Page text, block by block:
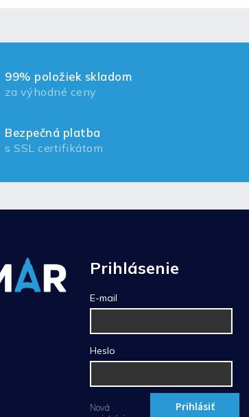
99% položiek skladom
za výhodné ceny
Bezpečná platba
s SSL certifikátom
Prihlásenie
E-mail
Heslo
Prihlásiť
Nová